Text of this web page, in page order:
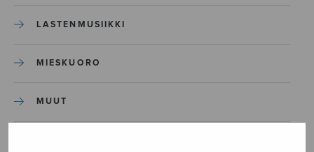
LASTENMUSIIKKI
MIESKUORO
MUUT